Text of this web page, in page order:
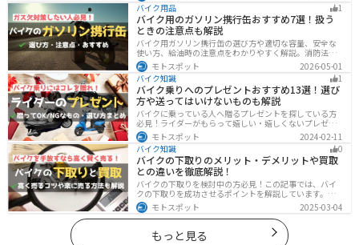
イクに乗りたい人は是非持っておきましょう。
バイク用品
1
バイク用のガソリン携行缶おすすめ7選！扱う
ときの注意点も解説
バイク用ガソリン携行缶の選び方や適切な容量、安全な
使い方、給油時の注意点をわかりやすく解説。消防法適
合品の見分け方や保管・圧力調整のコツ、スタンドでの
給油ルールまで網羅し、ツーリング時のガス欠対策をサ
ポート。SOTOやKIJIMAなどおすすめ携行缶も紹介しま
す。
モトスポット
2026-05-01
バイク知識
1
バイク乗りへのプレゼントおすすめ13選！選び
方や送ってはいけないものも解説
バイクに乗っている人へ贈るプレゼントを探している方
必見！ライダーがもらって嬉しい・嬉しくないプレゼン
トをまとめました。選び方やオススメのプレゼントも紹
介していますので、プレゼント選びの参考にしてくださ
い。
モトスポット
2024-02-11
バイク知識
0
バイクの下取りのメリット・デメリットや買取
との違いを徹底解説！
バイクの下取りを検討中の方必見！この記事では、バイ
クの下取りを成功させるポイントを解説しています。実
は、下取りは現金化の手間を省き、乗り換え当日までバ
イクに乗れる一方で、査定額が低くなる場合も多いため
注意が必要です。この記事を読めば、よい条件で下取り
を進めるコツがわかります。
モトスポット 2025-03-04
もっと見る